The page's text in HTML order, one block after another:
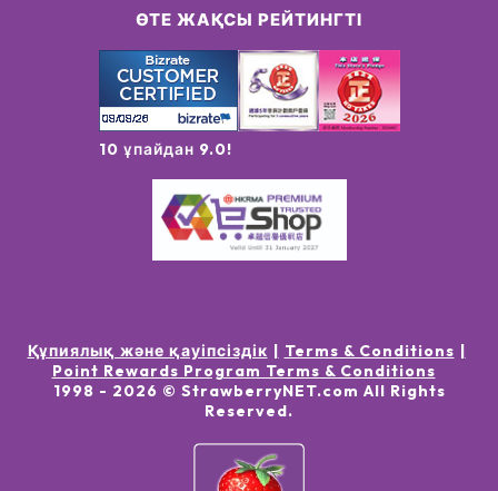
ӨТЕ ЖАҚСЫ РЕЙТИНГТІ
10 ұпайдан 9.0!
Құпиялық және қауіпсіздік
Terms & Conditions
Point Rewards Program Terms & Conditions
1998 - 2026 © StrawberryNET.com All Rights
Reserved.